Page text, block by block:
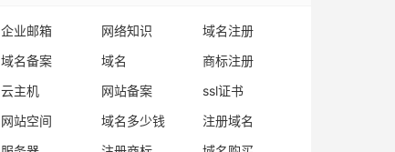
企业邮箱 网络知识
域名注册
域名备案
域名
商标注册
云主机
网站备案
ssl证书
网站空间
域名多少钱
注册域名